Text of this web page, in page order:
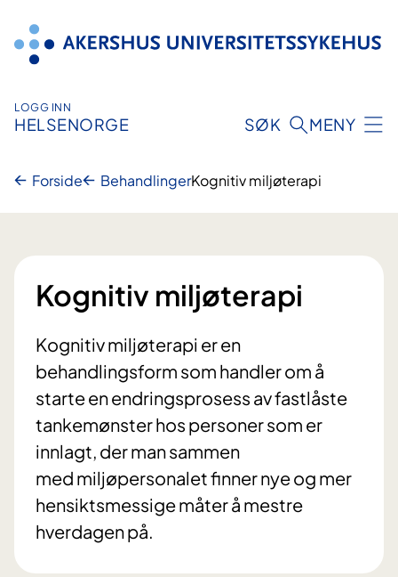
innhold
LOGG INN
HELSENORGE SØK MENY
Forside BehandlingerKognitiv miljøterapi
Kognitiv miljøterapi
Kognitiv miljøterapi er en
behandlingsform som handler om å
starte en endringsprosess av fastlåste
tankemønster hos personer som er
innlagt, der man sammen
med miljøpersonalet finner nye og mer
hensiktsmessige måter å mestre
hverdagen på.